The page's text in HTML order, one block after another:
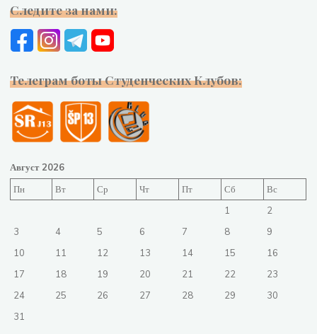
Следите за нами:
Телеграм боты Студенческих Клубов:
Август 2026
Пн
Вт Ср Чт Пт Сб
Вс
1
2
3
4 5 6 7 8
9
10
11 12 13 14 15
16
17
18 19 20 21 22
23
24
25 26 27 28 29
30
31